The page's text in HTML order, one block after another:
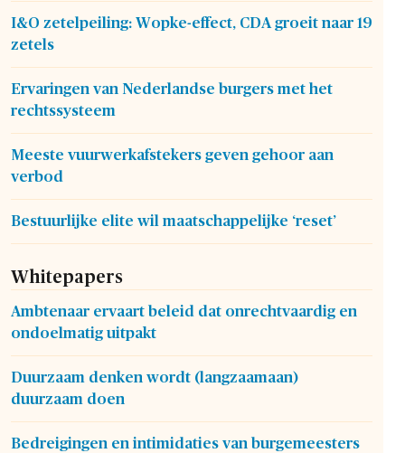
I&O zetelpeiling: Wopke-effect, CDA groeit naar 19
zetels
Ervaringen van Nederlandse burgers met het
rechtssysteem
Meeste vuurwerkafstekers geven gehoor aan
verbod
Bestuurlijke elite wil maatschappelijke ‘reset’
Whitepapers
Ambtenaar ervaart beleid dat onrechtvaardig en
ondoelmatig uitpakt
Duurzaam denken wordt (langzaamaan)
duurzaam doen
Bedreigingen en intimidaties van burgemeesters